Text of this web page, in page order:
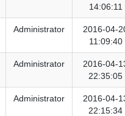
14:06:11
Administrator
2016-04-
11:09:40
Administrator
2016-04-
22:35:05
Administrator
2016-04-
22:15:34